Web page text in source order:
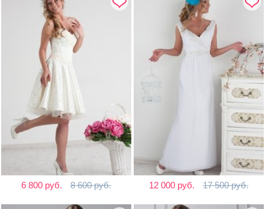
6 800 руб. 8 600 руб. 12 000 руб. 17 500 руб.